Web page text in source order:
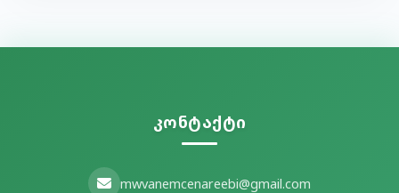
კონტაქტი
mwvanemcenareebi@gmail.com